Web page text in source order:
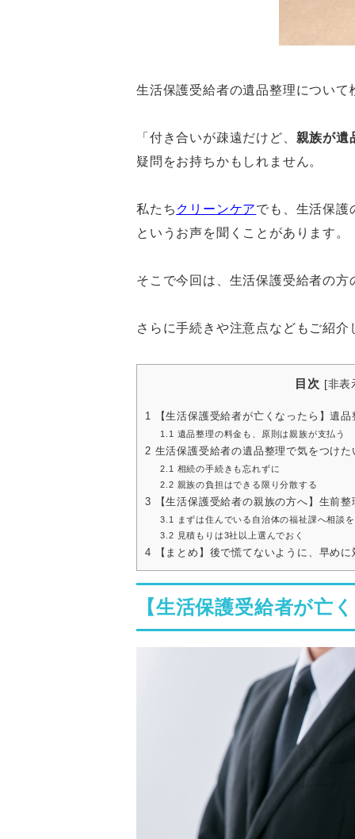
生活保護受給者の遺品整理について
「付き合いが疎遠だけど、 親族が遺
疑問をお持ちかもしれません。
私たち クリーンケアでも、生活保護
というお声を聞くことがあります。
そこで今回は、生活保護受給者の
さらに手続きや注意点などもご紹介
目次 [非表
1 【生活保護受給者が亡くなったら】遺
1.1 遺品整理の料金も、原則は親族が支払う
2 生活保護受給者の遺品整理で気をつけ
2.1 相続の手続きも忘れずに
2.2 親族の負担はできる限り分散する
3 【生活保護受給者の親族の方へ】生前
3.1
まずは住んでいる自治体の福祉課へ相談を
3.2 見積もりは3社以上選んでおく
4 【まとめ】後で慌てないように、早めに
【生活保護受給者が亡